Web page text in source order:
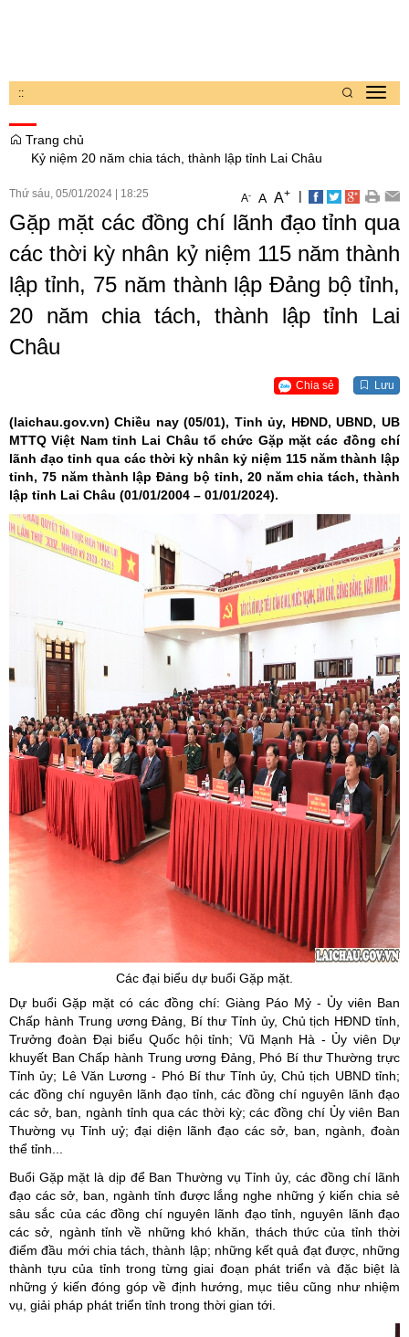
::
Trang chủ
Kỷ niệm 20 năm chia tách, thành lập tỉnh Lai Châu
Thứ sáu, 05/01/2024 18:25 A- A A+ |
Gặp mặt các đồng chí lãnh đạo tỉnh qua
các thời kỳ nhân kỷ niệm 115 năm thành
lập tỉnh, 75 năm thành lập Đảng bộ tỉnh,
20 năm chia tách, thành lập tỉnh Lai
Châu
Chia sẻ Lưu
(laichau.gov.vn) Chiều nay (05/01), Tỉnh ủy, HĐND, UBND, UB
MTTQ Việt Nam tỉnh Lai Châu tổ chức Gặp mặt các đồng chí
lãnh đạo tỉnh qua các thời kỳ nhân kỷ niệm 115 năm thành lập
tỉnh, 75 năm thành lập Đảng bộ tỉnh, 20 năm chia tách, thành
lập tỉnh Lai Châu (01/01/2004 – 01/01/2024).
Các đại biểu dự buổi Gặp mặt.
Dự buổi Gặp mặt có các đồng chí: Giàng Páo Mỷ - Ủy viên Ban
Chấp hành Trung ương Đảng, Bí thư Tỉnh ủy, Chủ tịch HĐND tỉnh,
Trưởng đoàn Đại biểu Quốc hội tỉnh; Vũ Mạnh Hà - Ủy viên Dự
khuyết Ban Chấp hành Trung ương Đảng, Phó Bí thư Thường trực
Tỉnh ủy; Lê Văn Lương - Phó Bí thư Tỉnh ủy, Chủ tịch UBND tỉnh;
các đồng chí nguyên lãnh đạo tỉnh, các đồng chí nguyên lãnh đạo
các sở, ban, ngành tỉnh qua các thời kỳ; các đồng chí Ủy viên Ban
Thường vụ Tỉnh uỷ; đại diện lãnh đạo các sở, ban, ngành, đoàn
thể tỉnh...
Buổi Gặp mặt là dịp để Ban Thường vụ Tỉnh ủy, các đồng chí lãnh
đạo các sở, ban, ngành tỉnh được lắng nghe những ý kiến chia sẻ
sâu sắc của các đồng chí nguyên lãnh đạo tỉnh, nguyên lãnh đạo
các sở, ngành tỉnh về những khó khăn, thách thức của tỉnh thời
điểm đầu mới chia tách, thành lập; những kết quả đạt được, những
thành tựu của tỉnh trong từng giai đoạn phát triển và đặc biệt là
những ý kiến đóng góp về định hướng, mục tiêu cũng như nhiệm
vụ, giải pháp phát triển tỉnh trong thời gian tới.